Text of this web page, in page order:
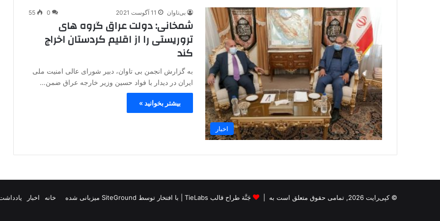
اخبار
بی‌تاوان 11 آگوست 2021 0
55
شمخانی: دولت عراق گروه های
تروریستی را از اقلیم کردستان اخراج
کند
به گزارش انجمن بی تاوان، دبیر شورای عالی امنیت ملی
ایران در دیدار با فواد حسین وزیر خارجه عراق ضمن…
بیشتر بخوانید »
© کپی‌رایت 2026, تمامی حقوق متعلق است به | جَنَّة طراح قالب TieLabs | با افتخار توسط SiteGround میزبانی شده خانه اخبار